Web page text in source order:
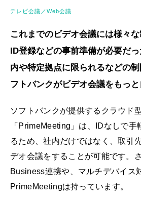
テレビ会議／Web会議
これまでのビデオ会議には様々な
ID登録などの事前準備が必要だ
内や特定拠点に限られるなどの
フトバンクがビデオ会議をもっと
ソフトバンクが提供するクラウド
「PrimeMeeting」は、IDなしで手
るため、社内だけではなく、取引
デオ会議をすることが可能です。
Business連携や、マルチデバイス
PrimeMeetingは持っています。